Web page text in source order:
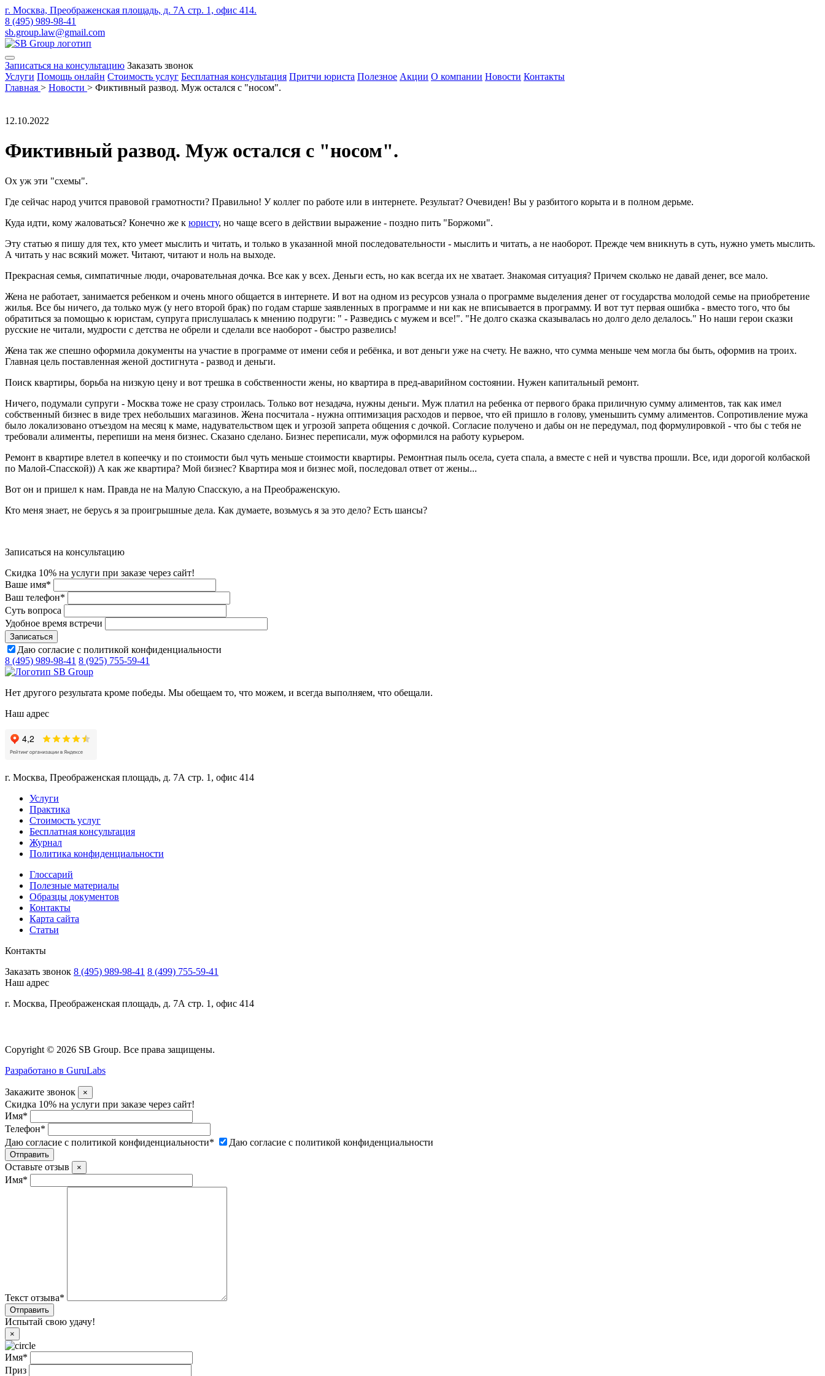
г. Москва, Преображенская площадь, д. 7А стр. 1, офис 414.
8 (495) 989-98-41
sb.group.law@gmail.com
Записаться на консультацию Заказать звонок
Услуги Помощь онлайн Стоимость услуг Бесплатная консультация Притчи юриста Полезное Акции О компании Новости Контакты
Главная > Новости > Фиктивный развод. Муж остался с "носом".
12.10.2022
Фиктивный развод. Муж остался с "носом".
Ох уж эти "схемы".
Где сейчас народ учится правовой грамотности? Правильно! У коллег по работе или в интернете. Результат? Очевиден! Вы у разбитого корыта и в полном дерьме.
Куда идти, кому жаловаться? Конечно же к юристу, но чаще всего в действии выражение - поздно пить "Боржоми".
Эту статью я пишу для тех, кто умеет мыслить и читать, и только в указанной мной последовательности - мыслить и читать, а не наоборот. Прежде чем вникнуть в суть, нужно уметь мыслить.
А читать у нас всякий может. Читают, читают и ноль на выходе.
Прекрасная семья, симпатичные люди, очаровательная дочка. Все как у всех. Деньги есть, но как всегда их не хватает. Знакомая ситуация? Причем сколько не давай денег, все мало.
Жена не работает, занимается ребенком и очень много общается в интернете. И вот на одном из ресурсов узнала о программе выделения денег от государства молодой семье на приобретение
жилья. Все бы ничего, да только муж (у него второй брак) по годам старше заявленных в программе и ни как не вписывается в программу. И вот тут первая ошибка - вместо того, что бы
обратиться за помощью к юристам, супруга прислушалась к мнению подруги: " - Разведись с мужем и все!". "Не долго сказка сказывалась но долго дело делалось." Но наши герои сказки
русские не читали, мудрости с детства не обрели и сделали все наоборот - быстро развелись!
Жена так же спешно оформила документы на участие в программе от имени себя и ребёнка, и вот деньги уже на счету. Не важно, что сумма меньше чем могла бы быть, оформив на троих.
Главная цель поставленная женой достигнута - развод и деньги.
Поиск квартиры, борьба на низкую цену и вот трешка в собственности жены, но квартира в пред-аварийном состоянии. Нужен капитальный ремонт.
Ничего, подумали супруги - Москва тоже не сразу строилась. Только вот незадача, нужны деньги. Муж платил на ребенка от первого брака приличную сумму алиментов, так как имел
собственный бизнес в виде трех небольших магазинов. Жена посчитала - нужна оптимизация расходов и первое, что ей пришло в голову, уменьшить сумму алиментов. Сопротивление мужа
было локализовано отъездом на месяц к маме, надувательством щек и угрозой запрета общения с дочкой. Согласие получено и дабы он не передумал, под формулировкой - что бы с тебя не
требовали алименты, перепиши на меня бизнес. Сказано сделано. Бизнес переписали, муж оформился на работу курьером.
Ремонт в квартире влетел в копеечку и по стоимости был чуть меньше стоимости квартиры. Ремонтная пыль осела, суета спала, а вместе с ней и чувства прошли. Все, иди дорогой колбаской
по Малой-Спасской)) А как же квартира? Мой бизнес? Квартира моя и бизнес мой, последовал ответ от жены...
Вот он и пришел к нам. Правда не на Малую Спасскую, а на Преображенскую.
Кто меня знает, не берусь я за проигрышные дела. Как думаете, возьмусь я за это дело? Есть шансы?
Записаться на консультацию
Скидка 10% на услуги при заказе через сайт!
Ваше имя*
Ваш телефон*
Суть вопроса
Удобное время встречи
Даю согласие с политикой конфиденциальности
8 (495) 989-98-41 8 (925) 755-59-41
Нет другого результата кроме победы. Мы обещаем то, что можем, и всегда выполняем, что обещали.
Наш адрес
г. Москва, Преображенская площадь, д. 7А стр. 1, офис 414
Услуги
Практика
Стоимость услуг
Бесплатная консультация
Журнал
Политика конфиденциальности
Глоссарий
Полезные материалы
Образцы документов
Контакты
Карта сайта
Статьи
Контакты
Заказать звонок 8 (495) 989-98-41 8 (499) 755-59-41
Наш адрес
г. Москва, Преображенская площадь, д. 7А стр. 1, офис 414
Copyright © 2026 SB Group. Все права защищены.
Разработано в GuruLabs
Закажите звонок ×
Скидка 10% на услуги при заказе через сайт!
Имя*
Телефон*
Даю согласие с политикой конфиденциальности* Даю согласие с политикой конфиденциальности
Оставьте отзыв ×
Имя*
Текст отзыва*
Испытай свою удачу!
×
Имя*
Приз